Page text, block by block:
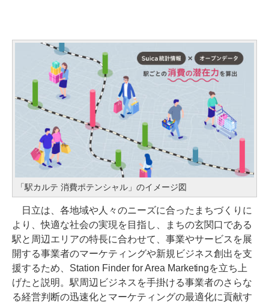
「駅カルテ 消費ポテンシャル」のイメージ図
日立は、各地域や人々のニーズに合ったまちづくりに
より、快適な社会の実現を目指し、まちの玄関口である
駅と周辺エリアの特長に合わせて、事業やサービスを展
開する事業者のマーケティングや新規ビジネス創出を支
援するため、Station Finder for Area Marketingを立ち上
げたと説明。駅周辺ビジネスを手掛ける事業者のさらな
る経営判断の迅速化とマーケティングの最適化に貢献す